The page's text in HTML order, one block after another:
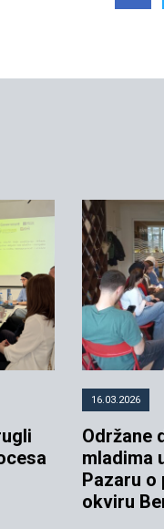
16.03.2026
Održane
mladima
Pazaru o
okviru